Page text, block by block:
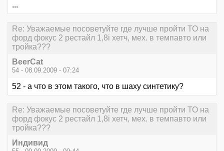
...
Re: Уважаемые посоветуйте где лучше пройти ТО на
форд фокус 2 рестайл 1,8i хетч, мех. в темпавто или
тройка???
BeerCat
54 - 08.09.2009 - 07:24
52 - а что в этом такого, что в шаху синтетику?
Re: Уважаемые посоветуйте где лучше пройти ТО на
форд фокус 2 рестайл 1,8i хетч, мех. в темпавто или
тройка???
Индивид